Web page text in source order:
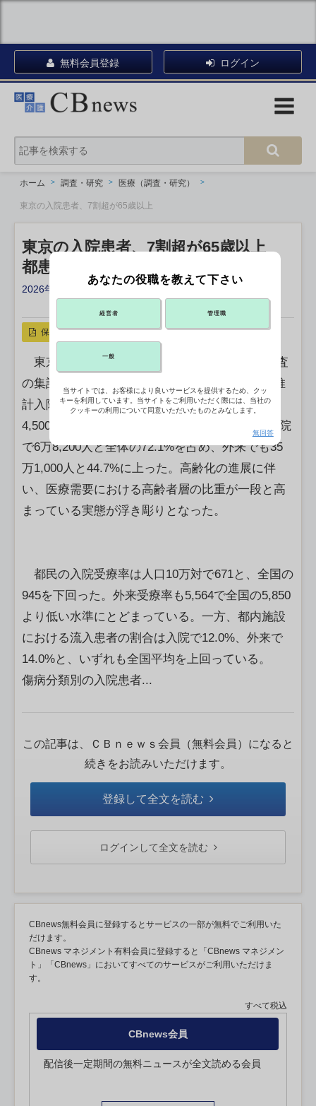
無料会員登録 ログイン
ホーム 調査・研究 医療（調査・研究）
東京の入院患者、7割超が65歳以上
東京の入院患者、7割超が65歳以上
都患者調査
2026年01月28日 18:55
保存
東京都は28日、2023年10月に実施した患者調査
の集計結果を公表した。調査日における都民の推
計入院患者数は9万4,600人、外来患者数は78万
4,500人だった。年齢階級別では、65歳以上が入院
で6万8,200人と全体の72.1%を占め、外来でも35
万1,000人と44.7%に上った。高齢化の進展に伴
い、医療需要における高齢者層の比重が一段と高
まっている実態が浮き彫りとなった。
都民の入院受療率は人口10万対で671と、全国の
945を下回った。外来受療率も5,564で全国の5,850
より低い水準にとどまっている。一方、都内施設
における流入患者の割合は入院で12.0%、外来で
14.0%と、いずれも全国平均を上回っている。
傷病分類別の入院患者...
この記事は、ＣＢｎｅｗｓ会員（無料会員）になると
続きをお読みいただけます。
登録して全文を読む
ログインして全文を読む
CBnews無料会員に登録するとサービスの一部が無料でご利用いた
だけます。
CBnews マネジメント有料会員に登録すると「CBnews マネジメン
ト」「CBnews」においてすべてのサービスがご利用いただけま
す。
すべて税込
CBnews会員
配信後一定期間の無料ニュースが全文読める会員
あなたの役職を教えて下さい
経営者 管理職
一般
当サイトでは、お客様により良いサービスを提供するため、クッ
キーを利用しています。当サイトをご利用いただく際には、当社の
クッキーの利用について同意いただいたものとみなします。
無回答